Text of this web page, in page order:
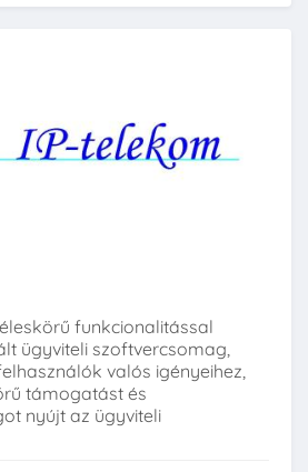
funkcionalitással
ügyviteli szoftvercsomag,
valós igényeihez,
támogatást és
nyújt az ügyviteli